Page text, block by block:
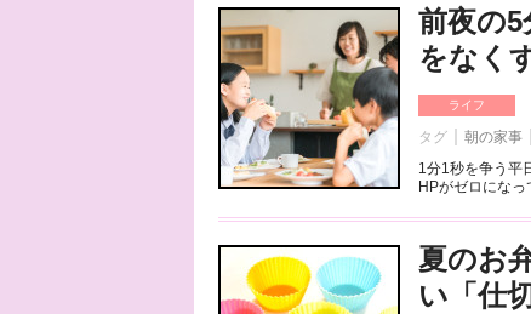
前夜の5
をなく
ライフ
タグ 朝の家事
1分1秒を争う平
HPがゼロにな
夏のお
い「仕